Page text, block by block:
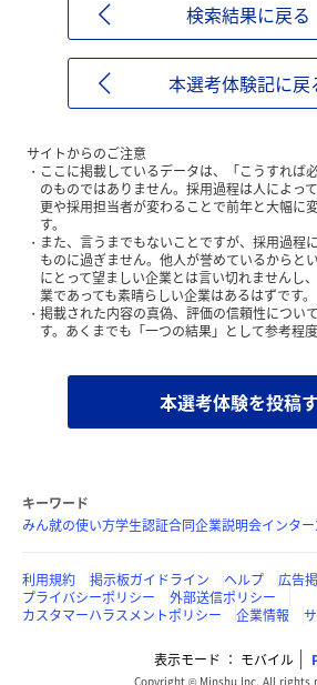
検索結果に戻る
本選考体験記に戻
サイトからのご注意
ここに掲載しているデータは、「こうすれば
のものではありません。採用過程は人によっ
更や採用担当者が変わることで前年と大幅に
す。
また、言うまでもないことですが、採用過程
ものに過ぎません。他人が誉めているからと
にとって望ましい企業とは言い切れませんし
業であっても素晴らしい企業はあるはずです。
掲載された内容の真偽、評価の信頼性につい
す。あくまでも「一つの結果」として参考程
本選考体験を投稿
キーワード
みん就の使い方学生認証合同企業説明会インター
利用規約 掲示板ガイドライン ヘルプ 広告
プライバシーポリシー
外部送信ポリシー
カスタマーハラスメントポリシー
企業情報
表示モード モバイル
Copyright © Minshu Inc. All rights